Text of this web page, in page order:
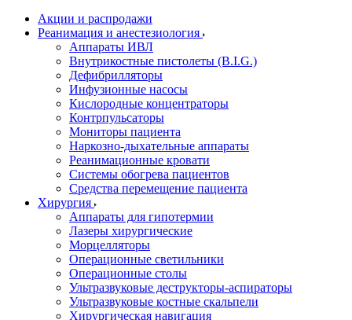
Акции и распродажи
Реанимация и анестезиология
Аппараты ИВЛ
Внутрикостные пистолеты (B.I.G.)
Дефибрилляторы
Инфузионные насосы
Кислородные концентраторы
Контрпульсаторы
Мониторы пациента
Наркозно-дыхательные аппараты
Реанимационные кровати
Системы обогрева пациентов
Средства перемещение пациента
Хирургия
Аппараты для гипотермии
Лазеры хирургические
Морцелляторы
Операционные светильники
Операционные столы
Ультразвуковые деструкторы-аспираторы
Ультразвуковые костные скальпели
Хирургическая навигация